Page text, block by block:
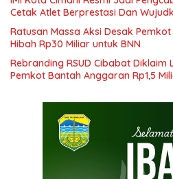
Cetak Atlet Berprestasi Dan
Ratusan Massa Aksi Desak
Hibah Rp30 Miliar untuk BNN
Rebranding RSUD Cibabat Diklaim
Pemkot Bantah Anggaran Rp1,5